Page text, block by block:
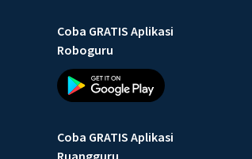
Coba GRATIS Aplikasi
Roboguru
Coba GRATIS Aplikasi
Ruangguru